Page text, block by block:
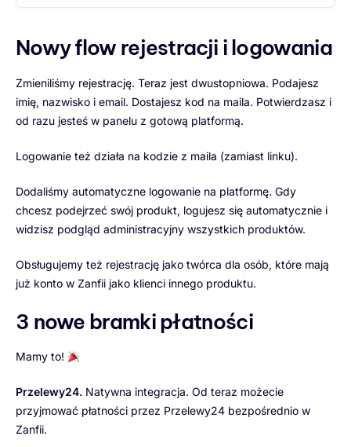
Nowy flow rejestracji i logowania
Zmieniliśmy rejestrację. Teraz jest dwustopniowa. Podajesz
imię, nazwisko i email. Dostajesz kod na maila. Potwierdzasz i
od razu jesteś w panelu z gotową platformą.
Logowanie też działa na kodzie z maila (zamiast linku).
Dodaliśmy automatyczne logowanie na platformę. Gdy
chcesz podejrzeć swój produkt, logujesz się automatycznie i
widzisz podgląd administracyjny wszystkich produktów.
Obsługujemy też rejestrację jako twórca dla osób, które mają
już konto w Zanfii jako klienci innego produktu.
3 nowe bramki płatności
Mamy to!
Przelewy24. Natywna integracja. Od teraz możecie
przyjmować płatności przez Przelewy24 bezpośrednio w
Zanfii.